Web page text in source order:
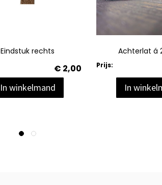
Eindstuk rechts
€ 2,00
In winkelmand
Achterlat á
Prijs:
In